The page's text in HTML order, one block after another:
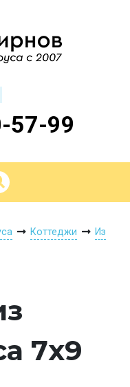
57-99
Коттеджи
Из
7х9